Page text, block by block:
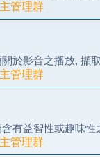
管理群
於影音之播放, 擷
管理群
有益智性或趣味性
管理群